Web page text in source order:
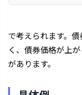
で考えられます。
く、債券価格が上
があります。